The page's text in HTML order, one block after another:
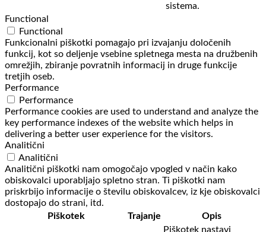
sistema.
Functional
Functional
Funkcionalni piškotki pomagajo pri izvajanju določenih
funkcij, kot so deljenje vsebine spletnega mesta na družbenih
omrežjih, zbiranje povratnih informacij in druge funkcije
tretjih oseb.
Performance
Performance
Performance cookies are used to understand and analyze the
key performance indexes of the website which helps in
delivering a better user experience for the visitors.
Analitični
Analitični
Analitični piškotki nam omogočajo vpogled v način kako
obiskovalci uporabljajo spletno stran. Ti piškotki nam
priskrbijo informacije o številu obiskovalcev, iz kje obiskovalci
dostopajo do strani, itd.
Piškotek
Trajanje Opis
Piškotek nastavi